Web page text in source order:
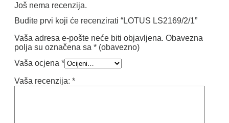
Još nema recenzija.
Budite prvi koji će recenzirati “LOTUS LS2169/2/1”
Vaša adresa e-pošte neće biti objavljena. Obavezna
polja su označena sa * (obavezno)
Vaša ocjena *
Vaša recenzija: *